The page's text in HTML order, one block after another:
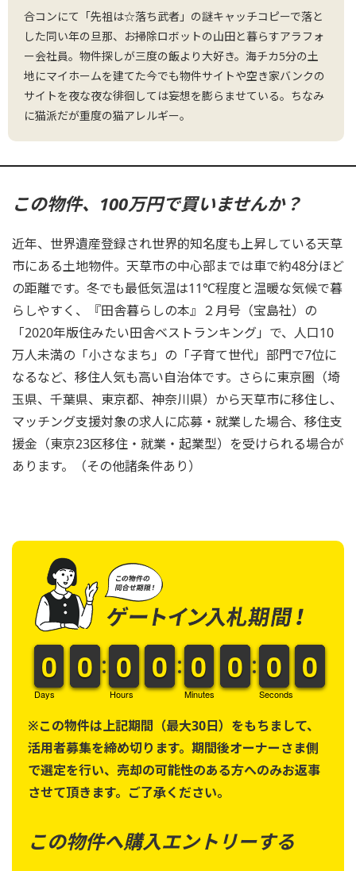
合コンにて「先祖は☆落ち武者」の謎キャッチコピーで落と
した同い年の旦那、お掃除ロボットの山田と暮らすアラフォ
ー会社員。物件探しが三度の飯より大好き。海チカ5分の土
地にマイホームを建てた今でも物件サイトや空き家バンクの
サイトを夜な夜な徘徊しては妄想を膨らませている。ちなみ
に猫派だが重度の猫アレルギー。
この物件、100万円で買いませんか？
近年、世界遺産登録され世界的知名度も上昇している天草
市にある土地物件。天草市の中心部までは車で約48分ほど
の距離です。冬でも最低気温は11℃程度と温暖な気候で暮
らしやすく、『田舎暮らしの本』２月号（宝島社）の
「2020年版住みたい田舎ベストランキング」で、人口10
万人未満の「小さなまち」の「子育て世代」部門で7位に
なるなど、移住人気も高い自治体です。さらに東京圏（埼
玉県、千葉県、東京都、神奈川県）から天草市に移住し、
マッチング支援対象の求人に応募・就業した場合、移住支
援金（東京23区移住・就業・起業型）を受けられる場合が
あります。（その他諸条件あり）
Days
9
9
0
0 9
9
0
0
Hours
9
9
0
0 9
9
0
0
Minutes
9
9
0
0 9
9
0
0
Seconds
9
9
0
0 9
9
0
0
※この物件は上記期間（最大30日）をもちまして、
活用者募集を締め切ります。期間後オーナーさま側
で選定を行い、売却の可能性のある方へのみお返事
させて頂きます。ご了承ください。
この物件へ購入エントリーする